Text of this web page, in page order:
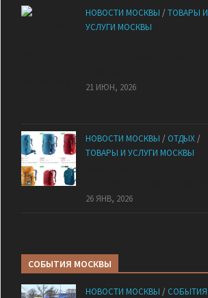
НОВОСТИ МОСКВЫ /ТОВАРЫ И
УСЛУГИ МОСКВЫ
21 ИЮН, 2026
НОВОСТИ МОСКВЫ / ОТДЫХ /
ТОВАРЫ И УСЛУГИ МОСКВЫ
26 ЯНВ, 2026
СОБЫТИЯ МОСКВЫ
НОВОСТИ МОСКВЫ / СОБЫТИЯ